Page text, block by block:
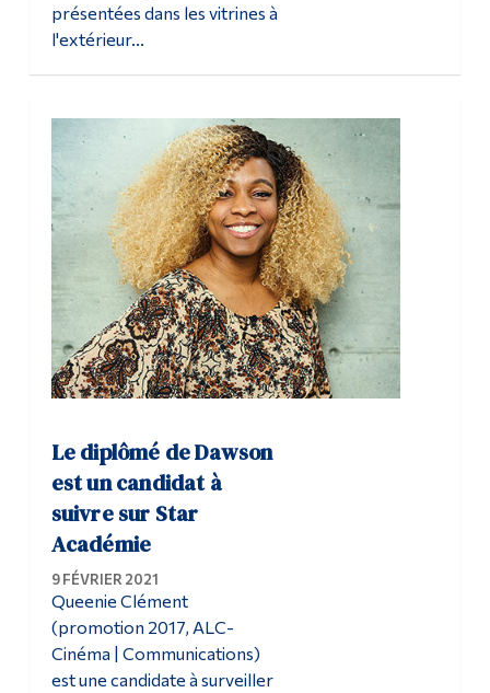
présentées dans les vitrines à
l'extérieur...
Le diplômé de Dawson
est un candidat à
suivre sur Star
Académie
9 FÉVRIER 2021
Queenie Clément
(promotion 2017, ALC-
Cinéma | Communications)
est une candidate à surveiller